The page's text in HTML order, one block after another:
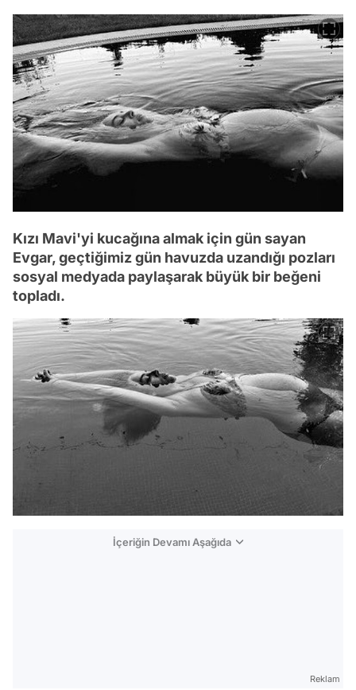
Kızı Mavi'yi kucağına almak için gün sayan
Evgar, geçtiğimiz gün havuzda uzandığı pozları
sosyal medyada paylaşarak büyük bir beğeni
topladı.
İçeriğin Devamı Aşağıda
Reklam